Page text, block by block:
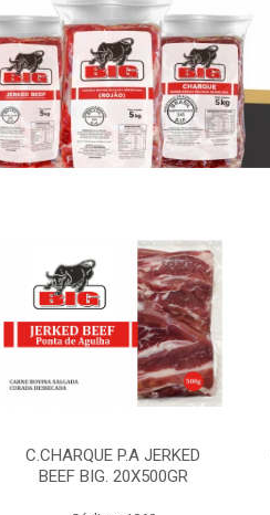
C.CHARQUE P.A JERKED
BEEF BIG. 20X500GR